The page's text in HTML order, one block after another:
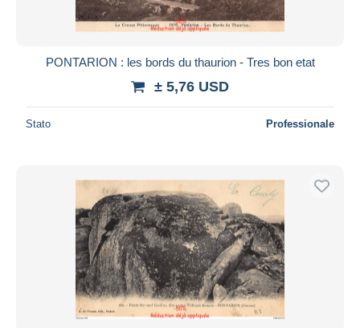
PONTARION : les bords du thaurion - Tres bon etat
± 5,76 USD
Stato Professionale